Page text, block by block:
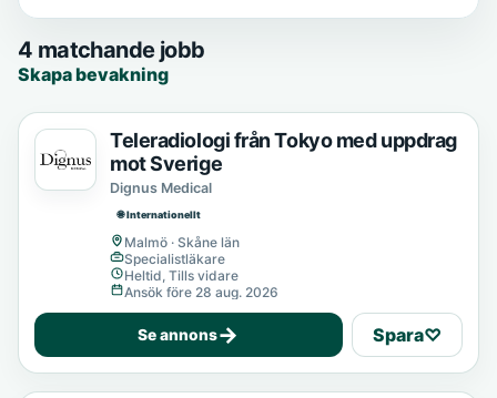
4 matchande jobb
Skapa bevakning
Teleradiologi från Tokyo med uppdrag
mot Sverige
Dignus Medical
🌐 Internationellt
Malmö · Skåne län
Specialistläkare
Heltid, Tills vidare
Ansök före 28 aug. 2026
Se annons→ Spara♡